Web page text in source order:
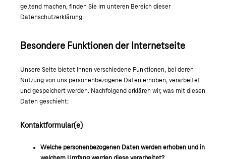
geltend machen, finden Sie im unteren Bereich dieser
Datenschutzerklärung.
Besondere Funktionen der Internetseite
Unsere Seite bietet Ihnen verschiedene Funktionen, bei deren
Nutzung von uns personenbezogene Daten erhoben, verarbeitet
und gespeichert werden. Nachfolgend erklären wir, was mit diesen
Daten geschieht:
Kontaktformular(e)
Welche personenbezogenen Daten werden erhoben und in